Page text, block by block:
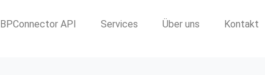
BPConnector API Services Über uns Kontakt